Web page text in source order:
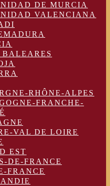
DE MURCIA
VALENCIANA
RHÔNE-ALPES
FRANCHE-
VAL DE LOIRE
EST
DE-FRANCE
FRANCE